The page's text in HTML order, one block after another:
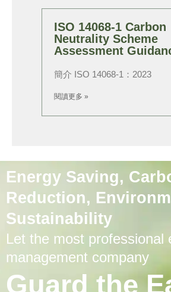
ISO 14068-1 Carbon
Neutrality Scheme
Assessment
簡介 ISO 14068-1：2023
閱讀更多 »
Energy Saving,
Reduction,
Sustainability
Let the most professional
management company
Guard the